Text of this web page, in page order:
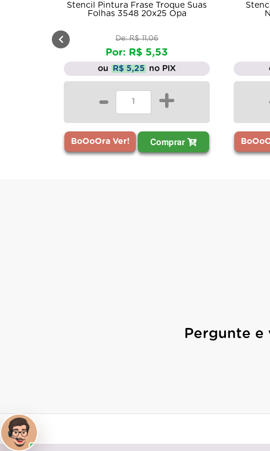
Stencil Pintura Cantoneira de
Natal 1114 15x20 Opa
De: R$ 6,62
Por: R$ 3,31
ou R$ 3,14 no PIX
- +
BoOoOra Ver! Comprar
Pergunte e